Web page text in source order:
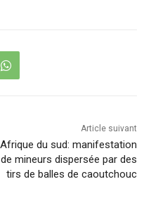
Li
Article suivant
Afrique du sud: manifestation
de mineurs dispersée par des
tirs de balles de caoutchouc